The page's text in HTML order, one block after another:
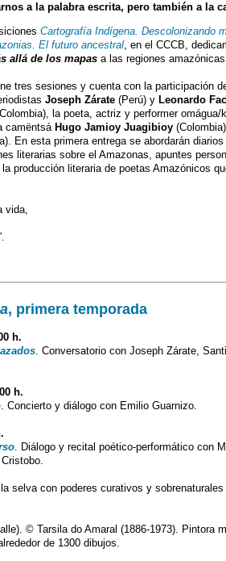
a la palabra escrita, pero también a la
Cartografía Indígena. Descolonizando
El futuro ancestral, en el CCCB,
allá de los mapas a las regiones
tres sesiones y cuenta con la participación
Joseph Zárate (Perú) y Leonardo
la poeta, actriz y performer omágua/
camëntsá Hugo Jamioy Juagibioy
En esta primera entrega se abordarán
literarias sobre el Amazonas, apuntes
producción literaria de poetas Amazónicos
vida,
, primera temporada
h.
. Conversatorio con Joseph Zárate,
h.
. Concierto y diálogo con Emilio Guarnizo.
. Diálogo y recital poético-performático con
selva con poderes curativos y
© Tarsila do Amaral (1886-1973). Pintora
de 1300 dibujos.